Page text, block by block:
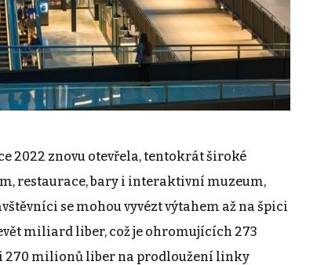
2022 znovu otevřela, tentokrát široké
restaurace, bary i interaktivní muzeum,
se mohou vyvézt výtahem až na špici
miliard liber, což je ohromujících 273
270 milionů liber na prodloužení linky